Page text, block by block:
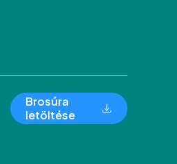
Brosúra
letöltése